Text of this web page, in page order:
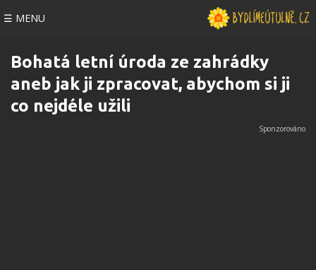
☰ MENU
Bohatá letní úroda ze zahrádky
aneb jak ji zpracovat, abychom si ji
co nejdéle užili